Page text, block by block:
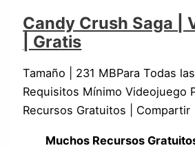
Candy Crush Saga |
| Gratis
Tamaño | 231 MBPara Todas
Requisitos Mínimo Videojuego
Recursos Gratuitos | Compartir
Muchos Recursos